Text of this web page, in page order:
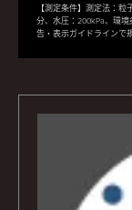
【測定条件】測定法：
分、水圧：200kPa、環
告・表示ガイドラインで